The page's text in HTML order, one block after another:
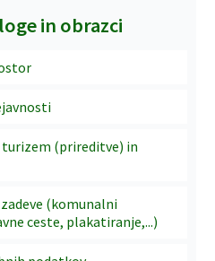
in obrazci
(prireditve) in
(komunalni
ceste, plakatiranje,...)